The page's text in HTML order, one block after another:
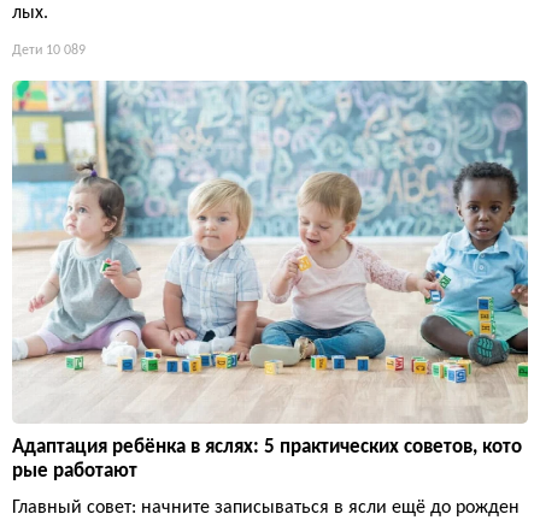
лых.
Дети 10 089
Адаптация ребёнка в яслях: 5 практических советов, кото
рые работают
Главный совет: начните записываться в ясли ещё до рожден